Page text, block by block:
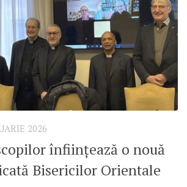
2026
înființează o nouă
Bisericilor Orientale